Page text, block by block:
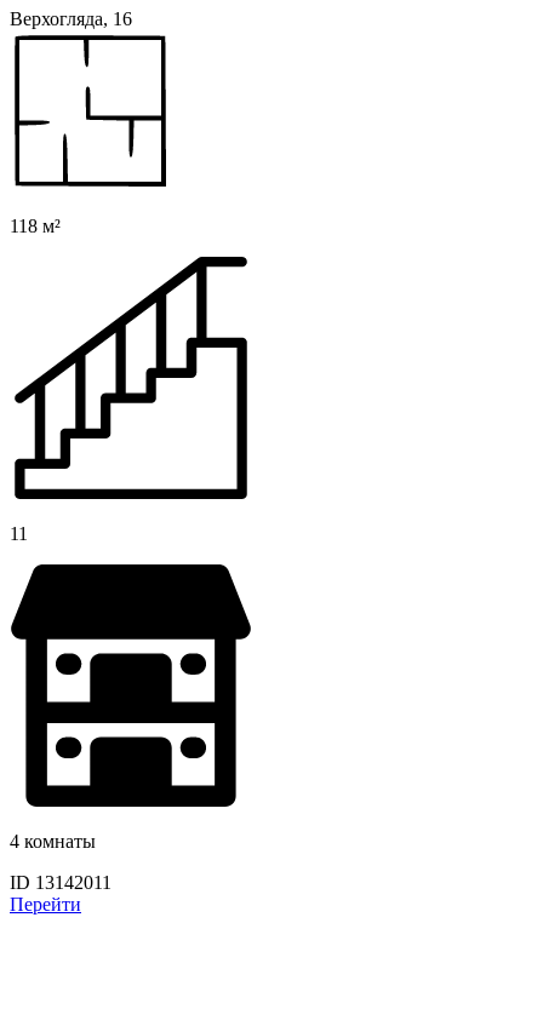
Верхогляда, 16
118 м²
11
4 комнаты
ID 13142011
Перейти